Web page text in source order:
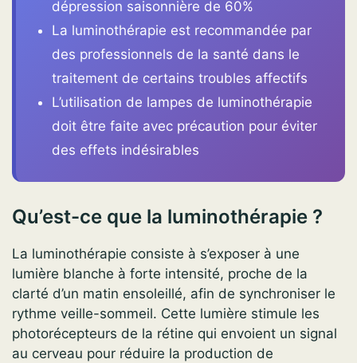
dépression saisonnière de 60%
La luminothérapie est recommandée par
des professionnels de la santé dans le
traitement de certains troubles affectifs
L’utilisation de lampes de luminothérapie
doit être faite avec précaution pour éviter
des effets indésirables
Qu’est-ce que la luminothérapie ?
La luminothérapie consiste à s’exposer à une
lumière blanche à forte intensité, proche de la
clarté d’un matin ensoleillé, afin de synchroniser le
rythme veille-sommeil. Cette lumière stimule les
photorécepteurs de la rétine qui envoient un signal
au cerveau pour réduire la production de